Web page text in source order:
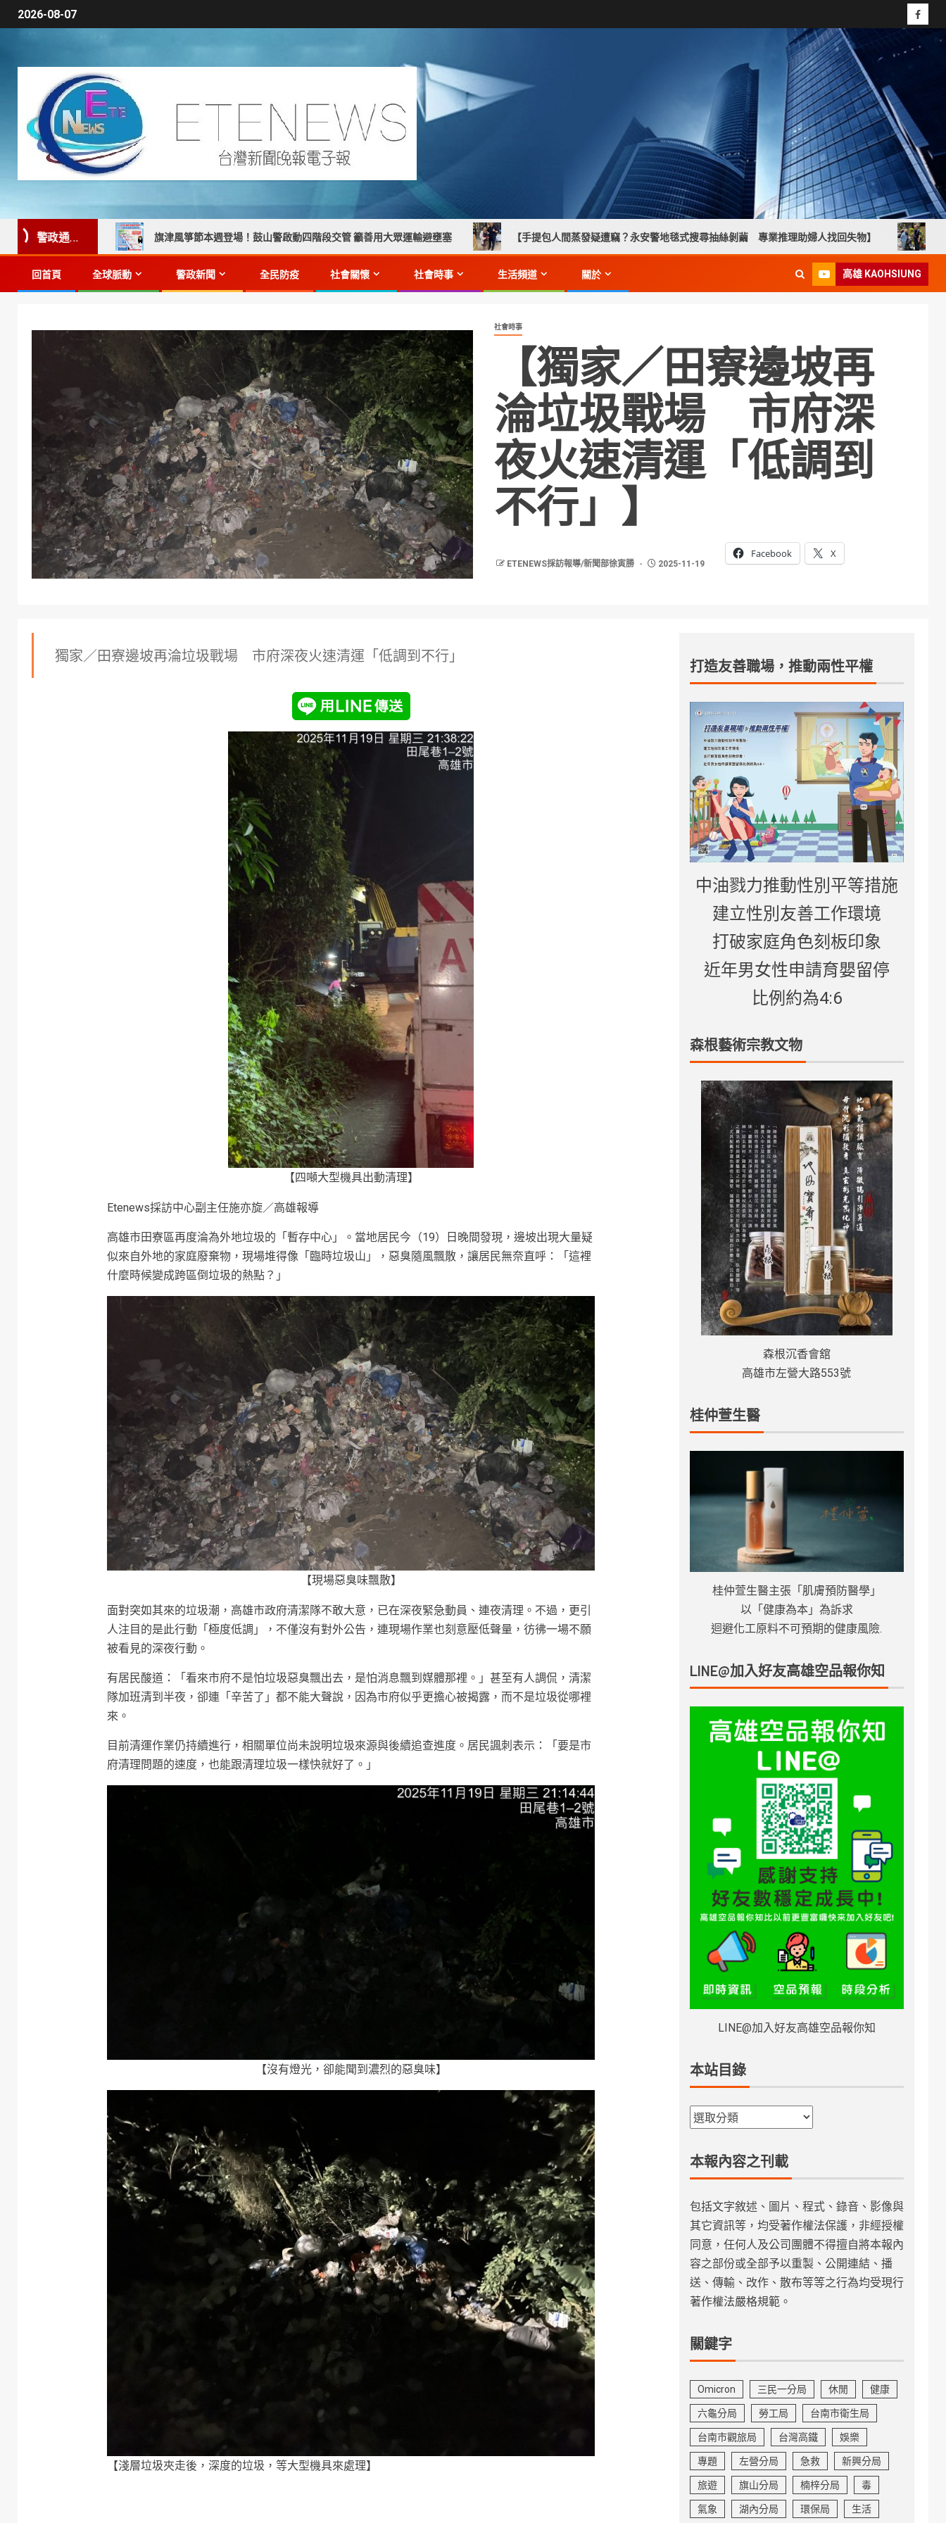
2026-08-07
警政通...
家】 旗津風箏節本週登場！鼓山警啟動四階段交管 籲善用大眾運輸避壅塞 【手提包人間蒸發疑遭竊？永安警地毯式搜尋抽絲剝繭 專業推理助婦人找回失物】 高溫下焦急尋
回首頁 全球脈動 警政新聞 全民防疫 社會關懷 社會時事 生活頻道 關於 高雄 KAOHSIUNG
社會時事
【獨家／田寮邊坡再
淪垃圾戰場 市府深
夜火速清運「低調到
不行」】
ETENEWS採訪報導/新聞部徐寅勝 2025-11-19
Facebook X
獨家／田寮邊坡再淪垃圾戰場 市府深夜火速清運「低調到不行」
【四噸大型機具出動清理】
Etenews採訪中心副主任施亦旋／高雄報導
高雄市田寮區再度淪為外地垃圾的「暫存中心」。當地居民今（19）日晚間發現，邊坡出現大量疑
似來自外地的家庭廢棄物，現場堆得像「臨時垃圾山」，惡臭隨風飄散，讓居民無奈直呼：「這裡
什麼時候變成跨區倒垃圾的熱點？」
【現場惡臭味飄散】
面對突如其來的垃圾潮，高雄市政府清潔隊不敢大意，已在深夜緊急動員、連夜清理。不過，更引
人注目的是此行動「極度低調」，不僅沒有對外公告，連現場作業也刻意壓低聲量，彷彿一場不願
被看見的深夜行動。
有居民酸道：「看來市府不是怕垃圾惡臭飄出去，是怕消息飄到媒體那裡。」甚至有人調侃，清潔
隊加班清到半夜，卻連「辛苦了」都不能大聲說，因為市府似乎更擔心被揭露，而不是垃圾從哪裡
來。
目前清運作業仍持續進行，相關單位尚未說明垃圾來源與後續追查進度。居民諷刺表示：「要是市
府清理問題的速度，也能跟清理垃圾一樣快就好了。」
【沒有燈光，卻能聞到濃烈的惡臭味】
【淺層垃圾夾走後，深度的垃圾，等大型機具來處理】
打造友善職場，推動兩性平權
中油戮力推動性別平等措施
建立性別友善工作環境
打破家庭角色刻板印象
近年男女性申請育嬰留停
比例約為4:6
森根藝術宗教文物
森根沉香會舘
高雄市左營大路553號
桂仲萱生醫
桂仲萱生醫主張「肌膚預防醫學」
以「健康為本」為訴求
迴避化工原料不可預期的健康風險.
LINE@加入好友高雄空品報你知
LINE@加入好友高雄空品報你知
本站目錄
本報內容之刊載
包括文字敘述、圖片、程式、錄音、影像與
其它資訊等，均受著作權法保護，非經授權
同意，任何人及公司團體不得擅自將本報內
容之部份或全部予以重製、公開連結、播
送、傳輸、改作、散布等等之行為均受現行
著作權法嚴格規範。
關鍵字
Omicron 三民一分局 休閒 健康
六龜分局 勞工局 台南市衛生局
台南市觀旅局 台灣高鐵 娛樂
專題 左營分局 急救 新興分局
旅遊 旗山分局 楠梓分局 毒
氣象 湖內分局 環保局 生活